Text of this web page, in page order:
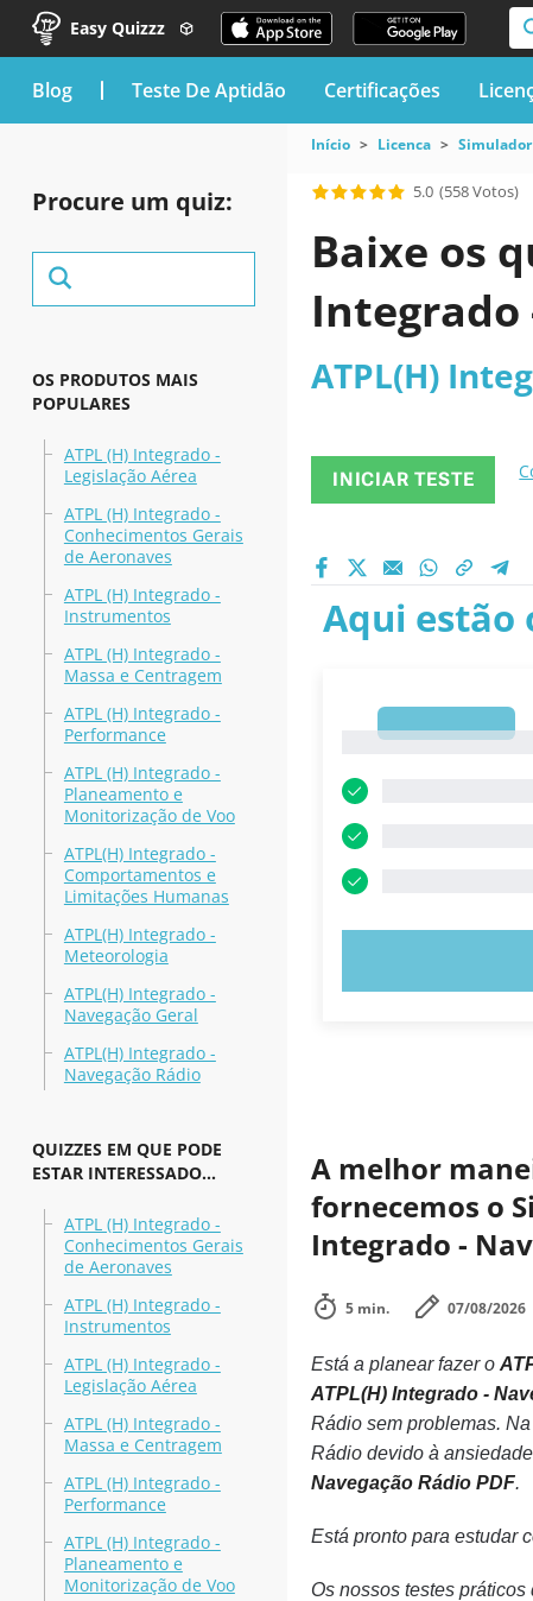
Easy Quizzz
blog Teste De Aptidão Certificações
Procure um quiz:
OS PRODUTOS MAIS
POPULARES
ATPL (H) Integrado -
Legislação Aérea
ATPL (H) Integrado -
Conhecimentos Gerais
de Aeronaves
ATPL (H) Integrado -
Instrumentos
ATPL (H) Integrado -
Massa e Centragem
ATPL (H) Integrado -
Performance
ATPL (H) Integrado -
Planeamento e
Monitorização de Voo
ATPL(H) Integrado -
Comportamentos e
Limitações Humanas
ATPL(H) Integrado -
Meteorologia
ATPL(H) Integrado -
Navegação Geral
ATPL(H) Integrado -
Navegação Rádio
QUIZZES EM QUE PODE
ESTAR INTERESSADO...
ATPL (H) Integrado -
Conhecimentos Gerais
de Aeronaves
ATPL (H) Integrado -
Instrumentos
ATPL (H) Integrado -
Legislação Aérea
ATPL (H) Integrado -
Massa e Centragem
ATPL (H) Integrado -
Performance
ATPL (H) Integrado -
Planeamento e
Monitorização de Voo
Início Licenca Simulador
5.0 (558 Votos)
Baixe os
Integrado
ATPL(H)
INICIAR TESTE
Aqui estão
A melhor
fornecemos o
Integrado -
5 min. 07/08/2026
Está a planear fazer o
ATPL(H) Integrado -
Rádio sem problemas.
Rádio devido à
Navegação Rádio PDF.
Está pronto para estudar
Os nossos testes